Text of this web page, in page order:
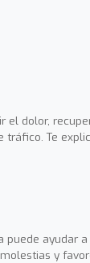
el dolor,
tráfico. Te
puede ayudar
y